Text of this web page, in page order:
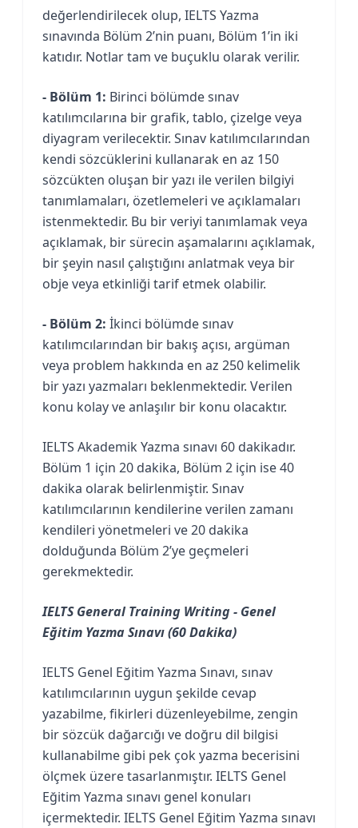
değerlendirilecek olup, IELTS Yazma
sınavında Bölüm 2’nin puanı, Bölüm 1’in iki
katıdır. Notlar tam ve buçuklu olarak verilir.
- Bölüm 1: Birinci bölümde sınav
katılımcılarına bir grafik, tablo, çizelge veya
diyagram verilecektir. Sınav katılımcılarından
kendi sözcüklerini kullanarak en az 150
sözcükten oluşan bir yazı ile verilen bilgiyi
tanımlamaları, özetlemeleri ve açıklamaları
istenmektedir. Bu bir veriyi tanımlamak veya
açıklamak, bir sürecin aşamalarını açıklamak,
bir şeyin nasıl çalıştığını anlatmak veya bir
obje veya etkinliği tarif etmek olabilir.
- Bölüm 2: İkinci bölümde sınav
katılımcılarından bir bakış açısı, argüman
veya problem hakkında en az 250 kelimelik
bir yazı yazmaları beklenmektedir. Verilen
konu kolay ve anlaşılır bir konu olacaktır.
IELTS Akademik Yazma sınavı 60 dakikadır.
Bölüm 1 için 20 dakika, Bölüm 2 için ise 40
dakika olarak belirlenmiştir. Sınav
katılımcılarının kendilerine verilen zamanı
kendileri yönetmeleri ve 20 dakika
dolduğunda Bölüm 2’ye geçmeleri
gerekmektedir.
IELTS General Training Writing - Genel
Eğitim Yazma Sınavı (60 Dakika)
IELTS Genel Eğitim Yazma Sınavı, sınav
katılımcılarının uygun şekilde cevap
yazabilme, fikirleri düzenleyebilme, zengin
bir sözcük dağarcığı ve doğru dil bilgisi
kullanabilme gibi pek çok yazma becerisini
ölçmek üzere tasarlanmıştır. IELTS Genel
Eğitim Yazma sınavı genel konuları
içermektedir. IELTS Genel Eğitim Yazma sınavı